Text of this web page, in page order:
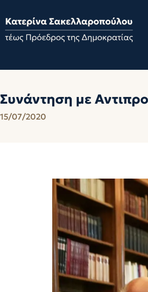
Συνάντηση με
15/07/2020